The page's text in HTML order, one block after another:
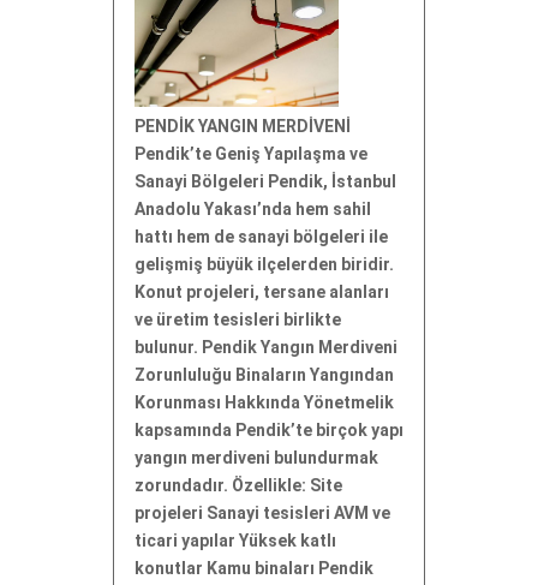
PENDİK YANGIN MERDİVENİ
Pendik’te Geniş Yapılaşma ve
Sanayi Bölgeleri Pendik, İstanbul
Anadolu Yakası’nda hem sahil
hattı hem de sanayi bölgeleri ile
gelişmiş büyük ilçelerden biridir.
Konut projeleri, tersane alanları
ve üretim tesisleri birlikte
bulunur. Pendik Yangın Merdiveni
Zorunluluğu Binaların Yangından
Korunması Hakkında Yönetmelik
kapsamında Pendik’te birçok yapı
yangın merdiveni bulundurmak
zorundadır. Özellikle: Site
projeleri Sanayi tesisleri AVM ve
ticari yapılar Yüksek katlı
konutlar Kamu binaları Pendik